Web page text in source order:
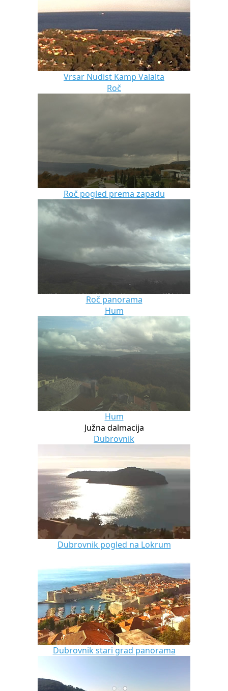
Vrsar Nudist Kamp Valalta
Roč
Roč pogled prema zapadu
Roč panorama
Hum
Hum
Južna dalmacija
Dubrovnik
Dubrovnik pogled na Lokrum
Dubrovnik stari grad panorama